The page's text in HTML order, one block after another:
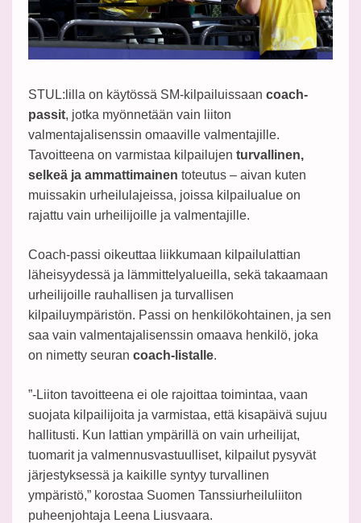
STUL:lilla on käytössä SM-kilpailuissaan coach-
passit, jotka myönnetään vain liiton
valmentajalisenssin omaaville valmentajille.
Tavoitteena on varmistaa kilpailujen turvallinen,
selkeä ja ammattimainen toteutus – aivan kuten
muissakin urheilulajeissa, joissa kilpailualue on
rajattu vain urheilijoille ja valmentajille.
Coach-passi oikeuttaa liikkumaan kilpailulattian
läheisyydessä ja lämmittelyalueilla, sekä takaamaan
urheilijoille rauhallisen ja turvallisen
kilpailuympäristön. Passi on henkilökohtainen, ja sen
saa vain valmentajalisenssin omaava henkilö, joka
on nimetty seuran coach-listalle.
”-Liiton tavoitteena ei ole rajoittaa toimintaa, vaan
suojata kilpailijoita ja varmistaa, että kisapäivä sujuu
hallitusti. Kun lattian ympärillä on vain urheilijat,
tuomarit ja valmennusvastuulliset, kilpailut pysyvät
järjestyksessä ja kaikille syntyy turvallinen
ympäristö,” korostaa Suomen Tanssiurheiluliiton
puheenjohtaja Leena Liusvaara.